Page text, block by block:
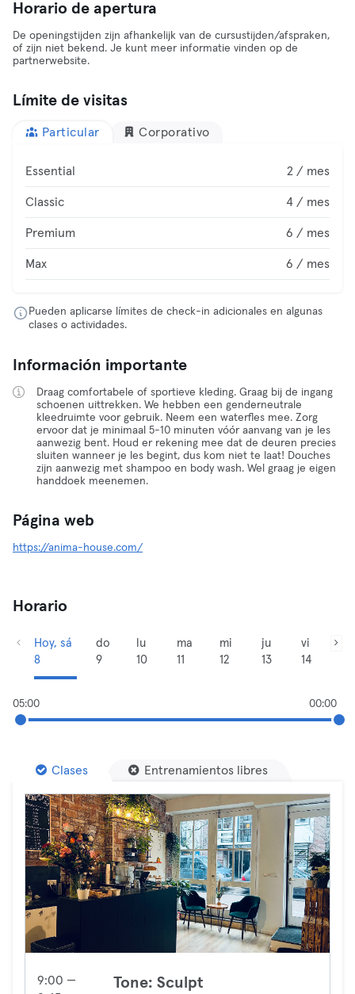
Horario de apertura
De openingstijden zijn afhankelijk van de cursustijden/afspraken,
of zijn niet bekend. Je kunt meer informatie vinden op de
partnerwebsite.
Límite de visitas
Particular Corporativo
Essential 2 / mes
Classic 4 / mes
Premium 6 / mes
Max 6 / mes
Pueden aplicarse límites de check-in adicionales en algunas
clases o actividades.
Información importante
Draag comfortabele of sportieve kleding. Graag bij de ingang
schoenen uittrekken. We hebben een genderneutrale
kleedruimte voor gebruik. Neem een ​​waterfles mee. Zorg
ervoor dat je minimaal 5-10 minuten vóór aanvang van je les
aanwezig bent. Houd er rekening mee dat de deuren precies
sluiten wanneer je les begint, dus kom niet te laat! Douches
zijn aanwezig met shampoo en body wash. Wel graag je eigen
handdoek meenemen.
Página web
https://anima-house.com/
Horario
Hoy, sá
8
do
9
lu
10
ma
11
mi
12
ju
13
vi
14
05:00 00:00
Clases Entrenamientos libres
9:00 —
Tone: Sculpt